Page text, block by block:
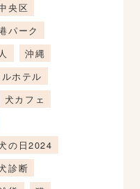
央区
パーク
沖縄
ホテル
犬カフェ
の日2024
診断